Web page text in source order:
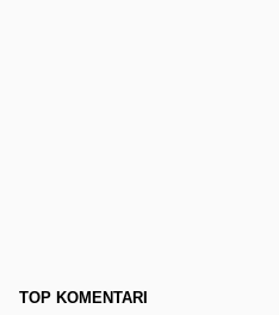
TOP KOMENTARI